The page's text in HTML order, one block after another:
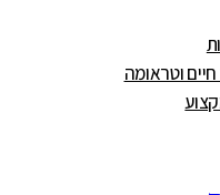
וטראומה